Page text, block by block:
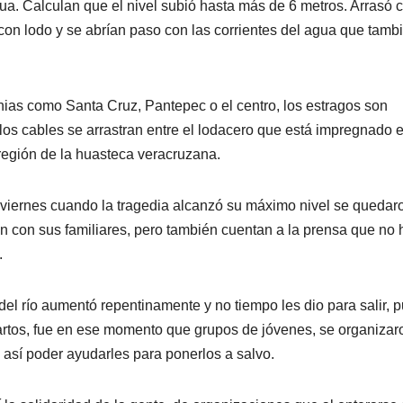
Calculan que el nivel subió hasta más de 6 metros. Arrasó
lodo y se abrían paso con las corrientes del agua que
como Santa Cruz, Pantepec o el centro, los estragos son
cables se arrastran entre el lodacero que está impregnado
de la huasteca veracruzana.
cuando la tragedia alcanzó su máximo nivel se
con sus familiares, pero también cuentan a la prensa que no
río aumentó repentinamente y no tiempo les dio para salir,
fue en ese momento que grupos de jóvenes, se
poder ayudarles para ponerlos a salvo.